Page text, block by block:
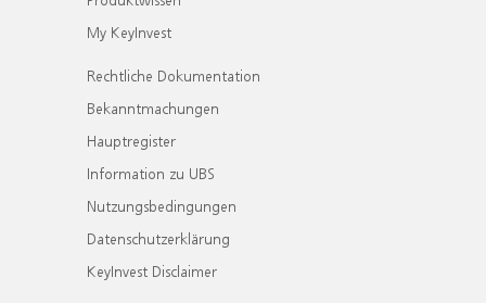
My KeyInvest
Rechtliche Dokumentation
Bekanntmachungen
Hauptregister
Information zu UBS
Nutzungsbedingungen
Datenschutzerklärung
KeyInvest Disclaimer